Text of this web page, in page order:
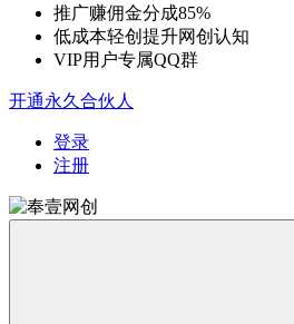
推广赚佣金分成85%
低成本轻创提升网创认知
VIP用户专属QQ群
开通永久合伙人
登录
注册